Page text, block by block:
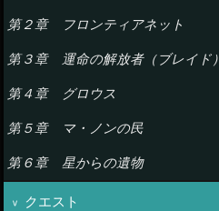
第２章 フロンティアネット
第３章 運命の解放者（ブレイド）
第４章 グロウス
第５章 マ・ノンの民
第６章 星からの遺物
クエスト